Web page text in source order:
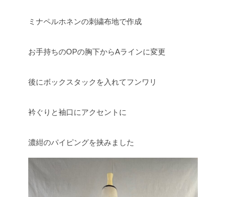
ミナペルホネンの刺繍布地で作成
お手持ちのOPの胸下からAラインに変更
後にボックスタックを入れてフンワリ
衿ぐりと袖口にアクセントに
濃紺のパイピングを挟みました